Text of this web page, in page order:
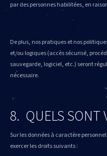
par des personnes habilitées, en
De plus, nos pratiques et nos
et/ou logiques (accès sécurisé,
sauvegarde, logiciel, etc.) seront
nécessaire.
8. QUELS SONT
Sur les données à caractère
exercer les droits suivants :